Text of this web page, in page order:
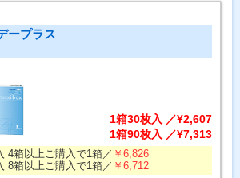
ープラス
1箱30枚入 ／¥2,607
1箱90枚入 ／¥7,313
4箱以上ご購入で1箱／ ￥6,826
8箱以上ご購入で1箱／ ￥6,712